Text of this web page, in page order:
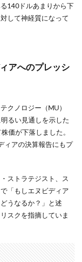
140ドルあまりから下
して神経質になって
アへのプレッシ
クノロジー（MU）
るい見通しを示した
価が下落しました。
ィアの決算報告にもプ
ストラテジスト、ス
「もしエヌビディア
うなるか？」と述
スクを指摘していま